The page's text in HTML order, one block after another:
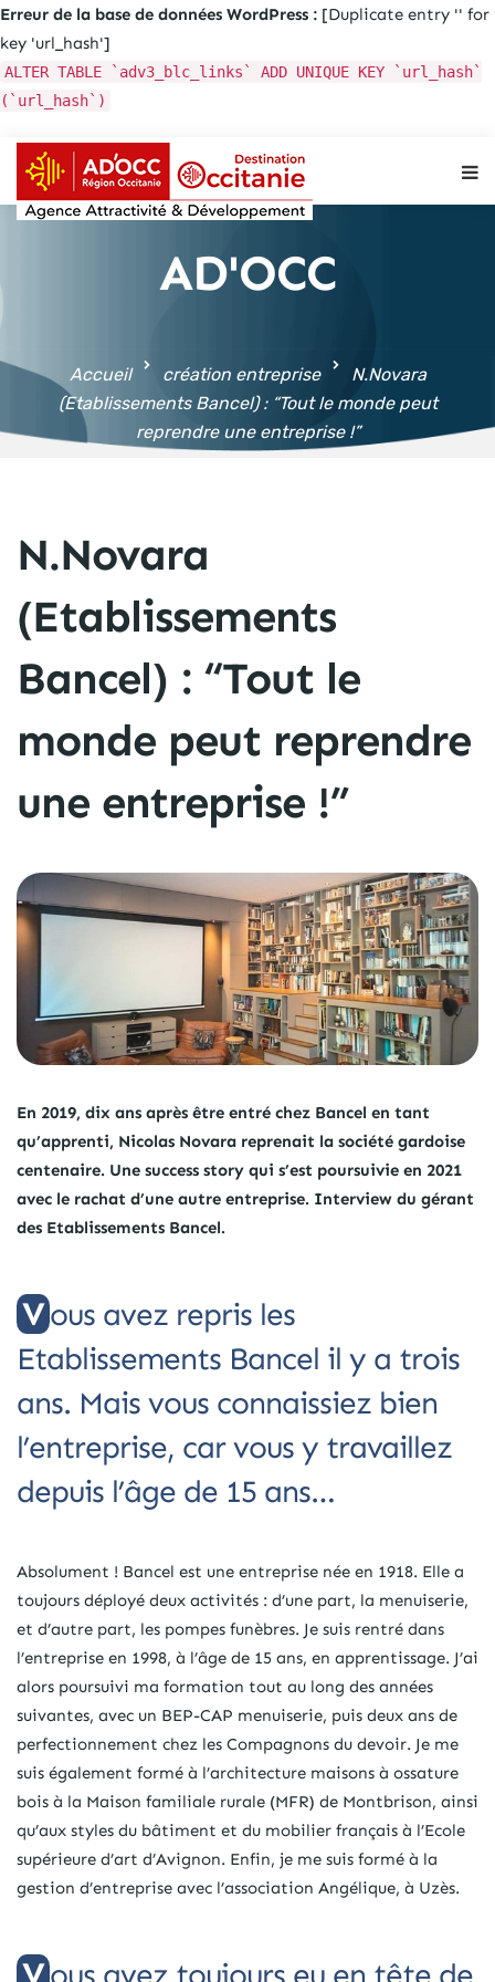
Erreur de la base de données WordPress : [Duplicate entry '' for
key 'url_hash']
ALTER TABLE `adv3_blc_links` ADD UNIQUE KEY `url_hash`
(`url_hash`)
Aller au
principal
AD'OCC
Accueil création entreprise
N.Novara
(Etablissements Bancel) : “Tout le monde peut
reprendre une entreprise !”
N.Novara
(Etablissements
Bancel) : “Tout le
monde peut reprendre
une entreprise !”
En 2019, dix ans après être entré chez Bancel en tant
qu’apprenti, Nicolas Novara reprenait la société gardoise
centenaire. Une success story qui s’est poursuivie en 2021
avec le rachat d’une autre entreprise. Interview du gérant
des Etablissements Bancel.
Vous avez repris les
Etablissements Bancel il y a trois
ans. Mais vous connaissiez bien
l’entreprise, car vous y travaillez
depuis l’âge de 15 ans…
Absolument ! Bancel est une entreprise née en 1918. Elle a
toujours déployé deux activités : d’une part, la menuiserie,
et d’autre part, les pompes funèbres. Je suis rentré dans
l’entreprise en 1998, à l’âge de 15 ans, en apprentissage. J’ai
alors poursuivi ma formation tout au long des années
suivantes, avec un BEP-CAP menuiserie, puis deux ans de
perfectionnement chez les Compagnons du devoir. Je me
suis également formé à l’architecture maisons à ossature
bois à la Maison familiale rurale (MFR) de Montbrison, ainsi
qu’aux styles du bâtiment et du mobilier français à l’Ecole
supérieure d’art d’Avignon. Enfin, je me suis formé à la
gestion d’entreprise avec l’association Angélique, à Uzès.
Vous avez toujours eu en tête de